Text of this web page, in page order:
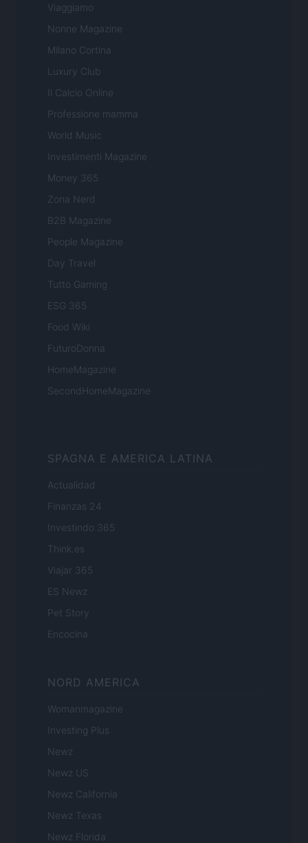
Viaggiamo
Nonne Magazine
Milano Cortina
Luxury Club
Il Calcio Online
Professione mamma
World Music
Investimenti Magazine
Money 365
Zona Nerd
B2B Magazine
People Magazine
Day Travel
Tutto Gaming
ESG 365
Food Wiki
FuturoDonna
HomeMagazine
SecondHomeMagazine
SPAGNA E AMERICA LATINA
Actualidad
Finanzas 24
Investindo 365
Think.es
Viajar 365
ES Newz
Pet Story
Encocina
NORD AMERICA
Womanmagazine
Investing Plus
Newz
Newz US
Newz California
Newz Texas
Newz Florida